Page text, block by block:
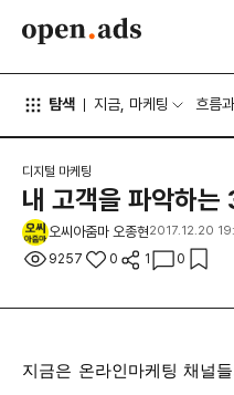
탐색 지금, 마케팅 흐름
디지털 마케팅
내 고객을 파악하는
오씨아줌마 오종현2017.12.20
9257 0 1 0
지금은 온라인마케팅 채널